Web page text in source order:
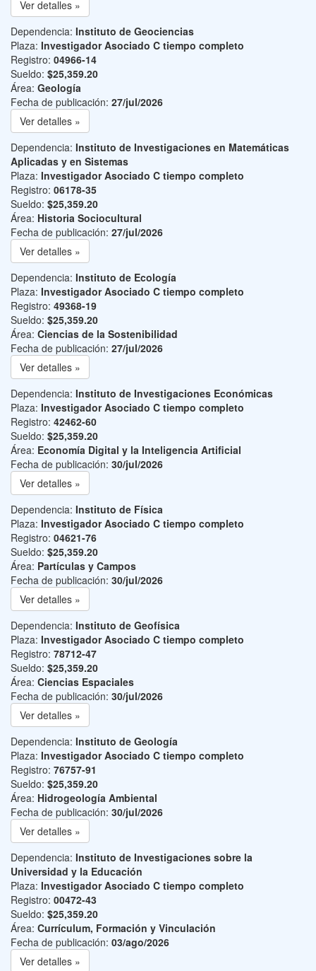
Ver detalles »
Dependencia: Instituto de Geociencias
Plaza: Investigador Asociado C tiempo completo
Registro: 04966-14
Sueldo: $25,359.20
Área: Geología
Fecha de publicación: 27/jul/2026
Ver detalles »
Dependencia: Instituto de Investigaciones en Matemáticas
Aplicadas y en Sistemas
Plaza: Investigador Asociado C tiempo completo
Registro: 06178-35
Sueldo: $25,359.20
Área: Historia Sociocultural
Fecha de publicación: 27/jul/2026
Ver detalles »
Dependencia: Instituto de Ecología
Plaza: Investigador Asociado C tiempo completo
Registro: 49368-19
Sueldo: $25,359.20
Área: Ciencias de la Sostenibilidad
Fecha de publicación: 27/jul/2026
Ver detalles »
Dependencia: Instituto de Investigaciones Económicas
Plaza: Investigador Asociado C tiempo completo
Registro: 42462-60
Sueldo: $25,359.20
Área: Economía Digital y la Inteligencia Artificial
Fecha de publicación: 30/jul/2026
Ver detalles »
Dependencia: Instituto de Física
Plaza: Investigador Asociado C tiempo completo
Registro: 04621-76
Sueldo: $25,359.20
Área: Partículas y Campos
Fecha de publicación: 30/jul/2026
Ver detalles »
Dependencia: Instituto de Geofísica
Plaza: Investigador Asociado C tiempo completo
Registro: 78712-47
Sueldo: $25,359.20
Área: Ciencias Espaciales
Fecha de publicación: 30/jul/2026
Ver detalles »
Dependencia: Instituto de Geología
Plaza: Investigador Asociado C tiempo completo
Registro: 76757-91
Sueldo: $25,359.20
Área: Hidrogeología Ambiental
Fecha de publicación: 30/jul/2026
Ver detalles »
Dependencia: Instituto de Investigaciones sobre la
Universidad y la Educación
Plaza: Investigador Asociado C tiempo completo
Registro: 00472-43
Sueldo: $25,359.20
Área: Currículum, Formación y Vinculación
Fecha de publicación: 03/ago/2026
Ver detalles »